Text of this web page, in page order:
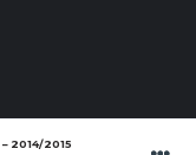
2014/2015